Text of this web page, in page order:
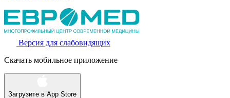
Версия для слабовидящих
Скачать мобильное приложение
Загрузите в App Store